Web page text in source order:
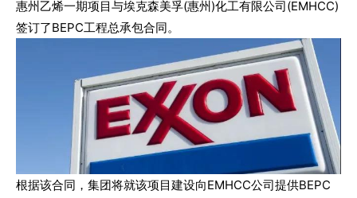
惠州乙烯一期项目与埃克森美孚(惠州)化工有限公司(EMHCC)
签订了BEPC工程总承包合同。
根据该合同，集团将就该项目建设向EMHCC公司提供BEPC